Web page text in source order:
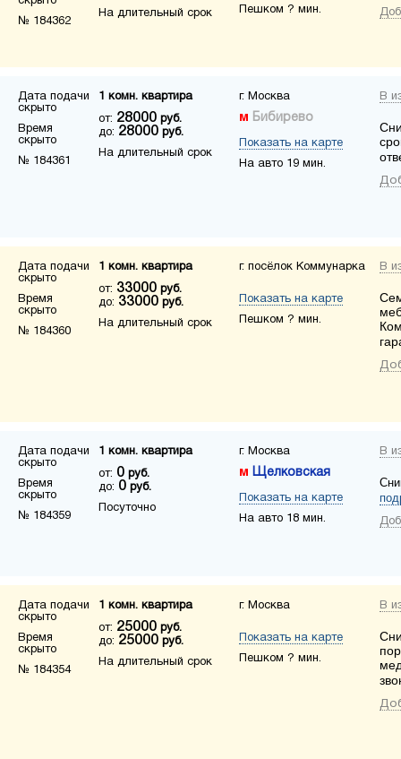
№ 184362
На длительный срок
Пешком ? мин.
Дата подачи
скрыто
Время
скрыто
№ 184361
1 комн. квартира
от: 28000 руб.
до: 28000 руб.
На длительный срок
г. Москва
Бибирево
Показать на карте
На авто 19 мин.
В
Дата подачи
скрыто
Время
скрыто
№ 184360
1 комн. квартира
от: 33000 руб.
до: 33000 руб.
На длительный срок
г. посёлок Коммунарка
Показать на карте
Пешком ? мин.
В
Дата подачи
скрыто
Время
скрыто
№ 184359
1 комн. квартира
от: 0 руб.
до: 0 руб.
Посуточно
г. Москва
Щелковская
Показать на карте
На авто 18 мин.
В
Дата подачи
скрыто
Время
скрыто
№ 184354
1 комн. квартира
от: 25000 руб.
до: 25000 руб.
На длительный срок
г. Москва
Показать на карте
Пешком ? мин.
В